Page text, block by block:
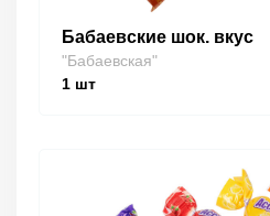
Бабаевские шок. вкус
"Бабаевская"
1 шт